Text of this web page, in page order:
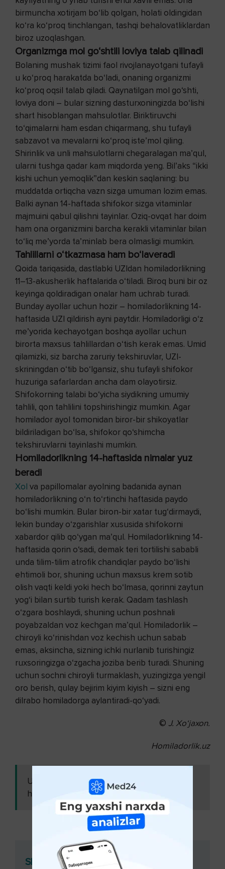
birmuncha xotirjam bo‘lib qolgan, holati oldingidan
ko‘ra ko‘proq tinchlangan, tashqi behalovatliklardan
biroz uzoqlashgan.
Organizmga mol go‘shtili loviya talab qilinadi
Bolaning mushak tizimi faol rivojlanayotgani tufayli
u ko‘proq harakatda bo‘ladi, onaning organizmi
ko‘proq oqsil talab qiladi. Qaynatilgan mol go‘shti,
loviya doni – bular sizning dasturxoningizda bo‘lishi
shart hisoblangan mahsulotlar. Biriktiruvchi
to‘qimalarni ham esdan chiqarmang, shu tufayli
sabzavot va mevalarni ko‘proq iste’mol qiling.
Shirinlik va unli mahsulotlarni chegaralagan ma’qul,
ularni tushga qadar kam miqdorda yeng. Bil’aks “ikki
kishi uchun yemoqlik”dan keskin saqlaning: bu
muddatda ortiqcha vazn sizga umuman lozim emas.
Balki aynan 14-haftada shifokor sizga vitaminlar
majmuini qabul qilishni tayinlar. Oziq-ovqat har doim
ham ona organizmini barcha kerakli vitaminlar bilan
to‘liq me’yorda ta’minlab bera olmasligi mumkin.
Tahlillarni o‘tkazmasa ham bo‘laveradi
Qoida tariqasida, dastlabki UZIdan homiladorlikning
11–13-akusherlik haftalarida o‘tiladi. Biroq buni bir oz
keyinga qoldiradigan onalar ham uchrab turadi.
Bunday ayollar uchun hozir – homiladorlikning 14-
haftasida UZI qildirish ayni paytdir. Homiladorligi o‘z
me’yorida kechayotgan boshqa ayollar uchun
birorta maxsus tahlillardan o‘tish kerak emas. Umid
qilamizki, siz barcha zaruriy tekshiruvlar, UZI-
skriningdan o‘tib bo‘lgansiz, shu tufayli shifokor
huzuriga safarlardan ancha dam olayotirsiz.
Shifokorning talabi bo‘yicha siydikning umumiy
tahlili, qon tahlilini topshirishingiz mumkin. Agar
homilador ayol tomonidan biror-bir shikoyatlar
bildiriladigan bo‘lsa, shifokor qo‘shimcha
tekshiruvlarni tayinlashi mumkin.
Homiladorlikning 14-haftasida nimalar yuz
beradi
Xol va papillomalar ayolning badanida aynan
homiladorlikning o‘n to‘rtinchi haftasida paydo
bo‘lishi mumkin. Bular biron-bir xatar tug‘dirmaydi,
lekin bunday o‘zgarishlar xususida shifokorni
xabardor qilib qo‘ygan ma’qul. Homiladorlikning 14-
haftasida qorin o‘sadi, demak teri tortilishi sababli
unda tilim-tilim atrofik chandiqlar paydo bo‘lishi
ehtimoli bor, shuning uchun maxsus krem sotib
olish vaqti keldi yoki hech bo‘lmasa, qorinni zaytun
yog‘i bilan surtib turish kerak. Qadam tashlash
o‘zgara boshlaydi, shuning uchun poshnali
poyabzaldan voz kechgan ma’qul. Homiladorlik –
chiroyli ko‘rinishdan voz kechish uchun sabab
emas, aksincha, sizning ichki nurlanib turishingiz
ruxsoringizga o‘zgacha joziba berib turadi. Shuning
uchun sochni chiroyli turmaklash, yuzingizga yengil
oro berish, qulay bejirim kiyim kiyish – sizni eng
dilrabo homiladorga aylantiradi-qo‘yadi.
© J. Xo‘jaxon.
Homiladorlik.uz
Ushbu maqolani
ham o'qing:
Skolioz bo‘lgan qiz
homilador bo‘la oladimi?
Shifokor konsultatsiyasi